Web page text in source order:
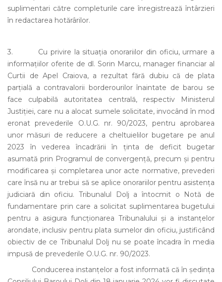
suplimentari către completurile care înregistrează întârzieri
în redactarea hotărârilor.
3. Cu privire la situația onorariilor din oficiu, urmare a
informațiilor oferite de dl. Sorin Marcu, manager financiar al
Curtii de Apel Craiova, a rezultat fără dubiu că de plata
parțială a contravalorii borderourilor înaintate de barou se
face culpabilă autoritatea centrală, respectiv Ministerul
Justiției, care nu a alocat sumele solicitate, invocând în mod
eronat prevederile O.U.G. nr. 90/2023, pentru aprobarea
unor măsuri de reducere a cheltuielilor bugetare pe anul
2023 în vederea încadrării în ținta de deficit bugetar
asumată prin Programul de convergență, precum și pentru
modificarea și completarea unor acte normative, prevederi
care însă nu ar trebui să se aplice onorariilor pentru asistența
judiciară din oficiu. Tribunalul Dolj a întocmit o Notă de
fundamentare prin care a solicitat suplimentarea bugetului
pentru a asigura funcționarea Tribunalului și a instanțelor
arondate, inclusiv pentru plata sumelor din oficiu, justificând
obiectiv de ce Tribunalul Dolj nu se poate încadra în media
impusă de prevederile O.U.G. nr. 90/2023.
Conducerea instanțelor a fost informată că în ședința